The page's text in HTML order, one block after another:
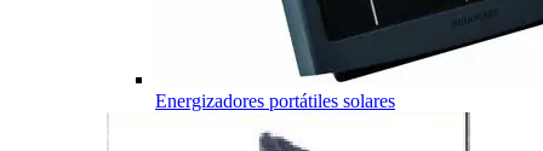
Energizadores portátiles solares